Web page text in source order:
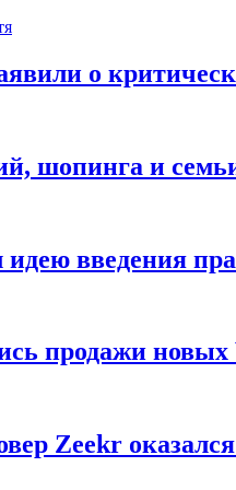
о
шопинга и
идею введения
продажи новых
Zeekr